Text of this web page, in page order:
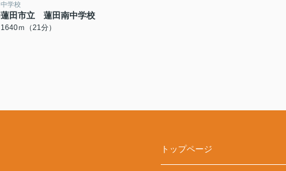
中学校
蓮田市立 蓮田南中学校
1640ｍ（21分）
トップページ